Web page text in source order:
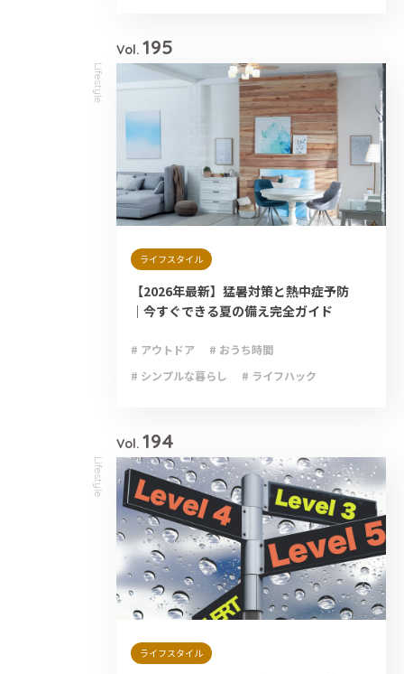
Lifestyle
Vol. 195
ライフスタイル
【2026年最新】猛暑対策と熱中症予防
｜今すぐできる夏の備え完全ガイド
# アウトドア
# おうち時間
# シンプルな暮らし
# ライフハック
Lifestyle
Vol. 194
ライフスタイル